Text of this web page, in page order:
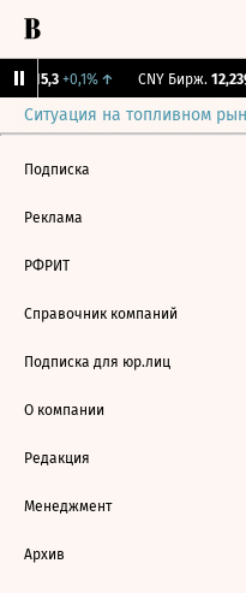
115,3 +0,1%↑ CNY Бирж. 12,239
Ситуация на топливном
Подписка
Реклама
РФРИТ
Справочник компаний
Подписка для юр.лиц
О компании
Редакция
Менеджмент
Архив